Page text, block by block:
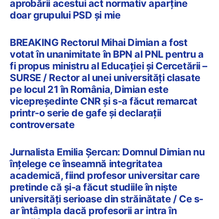
aprobării acestui act normativ aparține
doar grupului PSD și mie
BREAKING Rectorul Mihai Dimian a fost
votat în unanimitate în BPN al PNL pentru a
fi propus ministru al Educației și Cercetării –
SURSE / Rector al unei universități clasate
pe locul 21 în România, Dimian este
vicepreședinte CNR și s-a făcut remarcat
printr-o serie de gafe și declarații
controversate
Jurnalista Emilia Șercan: Domnul Dimian nu
înțelege ce înseamnă integritatea
academică, fiind profesor universitar care
pretinde că și-a făcut studiile în niște
universități serioase din străinătate / Ce s-
ar întâmpla dacă profesorii ar intra în